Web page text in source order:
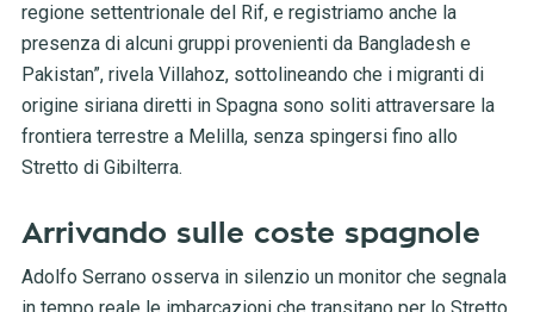
regione settentrionale del Rif, e registriamo anche la
presenza di alcuni gruppi provenienti da Bangladesh e
Pakistan”, rivela Villahoz, sottolineando che i migranti di
origine siriana diretti in Spagna sono soliti attraversare la
frontiera terrestre a Melilla, senza spingersi fino allo
Stretto di Gibilterra.
Arrivando sulle coste spagnole
Adolfo Serrano osserva in silenzio un monitor che segnala